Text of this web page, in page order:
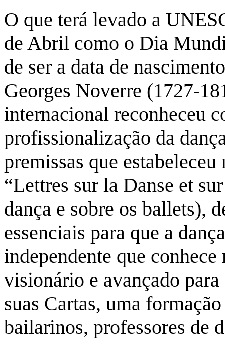
O que terá levado a
de Abril como o Dia
de ser a data de
Georges Noverre (1727-
internacional reconheceu
profissionalização da
premissas que
“Lettres sur la Danse et
dança e sobre os ballets),
essenciais para que a
independente que
visionário e avançado
suas Cartas, uma
bailarinos, professores de